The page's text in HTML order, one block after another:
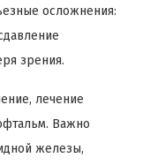
осложнения:
зрения.
лечение
Важно
железы,